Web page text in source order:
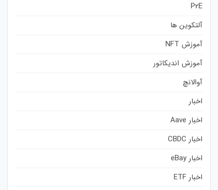
P2E
آلتکوین ها
آموزش NFT
آموزش اندیکاتور
آوالانچ
اخبار
اخبار Aave
اخبار CBDC
اخبار eBay
اخبار ETF